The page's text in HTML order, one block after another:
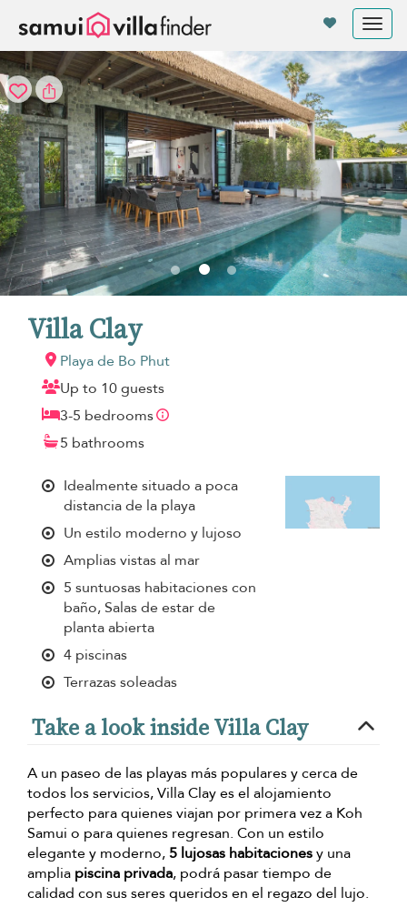
Villa Clay
Playa de Bo Phut
Up to 10 guests
3-5 bedrooms
5 bathrooms
Idealmente situado a poca
distancia de la playa
Un estilo moderno y lujoso
Amplias vistas al mar
5 suntuosas habitaciones con
baño, Salas de estar de
planta abierta
4 piscinas
Terrazas soleadas
Take a look inside Villa Clay
A un paseo de las playas más populares y cerca de
todos los servicios, Villa Clay es el alojamiento
perfecto para quienes viajan por primera vez a Koh
Samui o para quienes regresan. Con un estilo
elegante y moderno,5 lujosas habitacionesy una
amplia piscina privada, podrá pasar tiempo de
calidad con sus seres queridos en el regazo del lujo.
Panel de gestión de cookies